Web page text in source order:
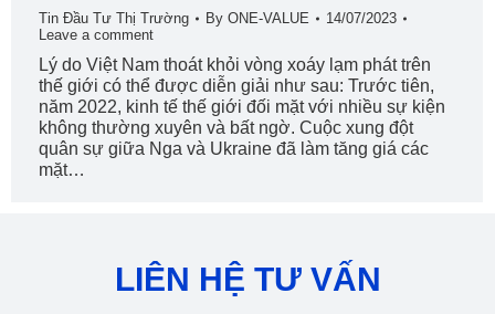
Tin Đầu Tư Thị Trường By ONE-VALUE
14/07/2023
Leave a comment
Lý do Việt Nam thoát khỏi vòng xoáy lạm phát trên
thế giới có thể được diễn giải như sau: Trước tiên,
năm 2022, kinh tế thế giới đối mặt với nhiều sự kiện
không thường xuyên và bất ngờ. Cuộc xung đột
quân sự giữa Nga và Ukraine đã làm tăng giá các
mặt…
LIÊN HỆ TƯ VẤN